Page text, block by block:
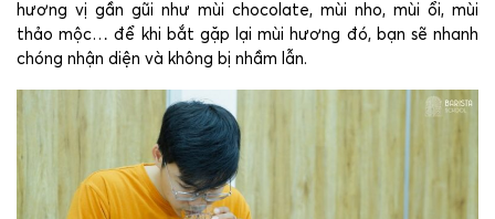
hương vị gần gũi như mùi chocolate, mùi nho, mùi ổi, mùi
thảo mộc… để khi bắt gặp lại mùi hương đó, bạn sẽ nhanh
chóng nhận diện và không bị nhầm lẫn.